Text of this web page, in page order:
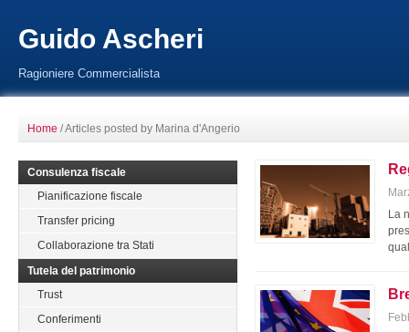
Guido Ascheri
Ragioniere Commercialista
Home /Articles posted by Marina d'Angerio
La
Consulenza fiscale
Pianificazione fiscale
Transfer pricing
Collaborazione tra Stati
Tutela del patrimonio
Trust
Conferimenti